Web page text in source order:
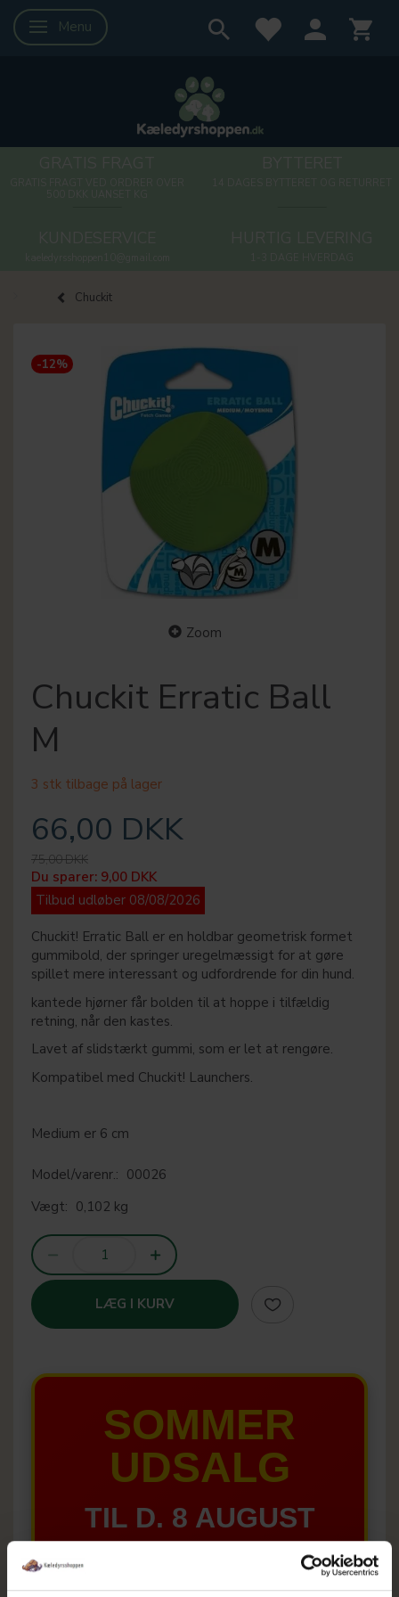
Skifte navigation
Menu
Chuckit
-12%
Zoom
Chuckit Erratic Ball
M
3 stk tilbage på lager
66,00 DKK
75,00 DKK
Du sparer: 9,00 DKK
Tilbud udløber 08/08/2026
Chuckit! Erratic Ball er en holdbar geometrisk formet
gummibold, der springer uregelmæssigt for at gøre
spillet mere interessant og udfordrende for din hund.
kantede hjørner får bolden til at hoppe i tilfældig
retning, når den kastes.
Lavet af slidstærkt gummi, som er let at rengøre.
Kompatibel med Chuckit! Launchers.
Medium er 6 cm
Model/varenr.: 00026
Vægt: 0,102 kg
LÆG I KURV
SOMMER
UDSALG
TIL D. 8 AUGUST
HELE WEBSHOPPEN ER